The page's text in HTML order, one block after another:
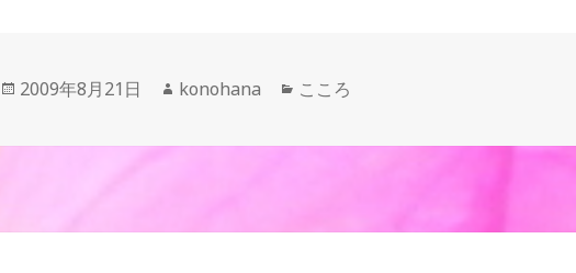
投
日:
2009年8月21日
作
者
konohana
カ
ゴ
こころ